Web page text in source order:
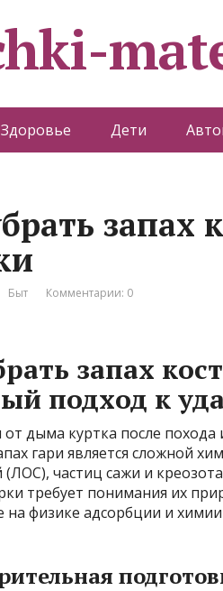
Здоровье Дети
запах
Быт Комментарии: 0
запах
подход к
дыма куртка после похода
гари является сложной
частиц сажи и
требует понимания их
на физике адсорбции и